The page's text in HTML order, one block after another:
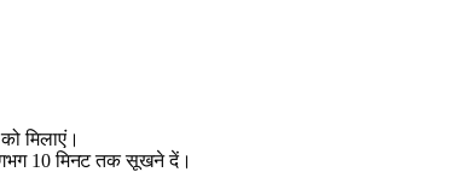
मिलाएं।
10 मिनट तक सूखने दें।